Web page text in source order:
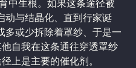
中生根。如果这条途径被
动与结晶化、直到行家诞
多或少拆除着罩纱、于是一
自我在这条通往穿透罩纱
上是主要的催化剂。